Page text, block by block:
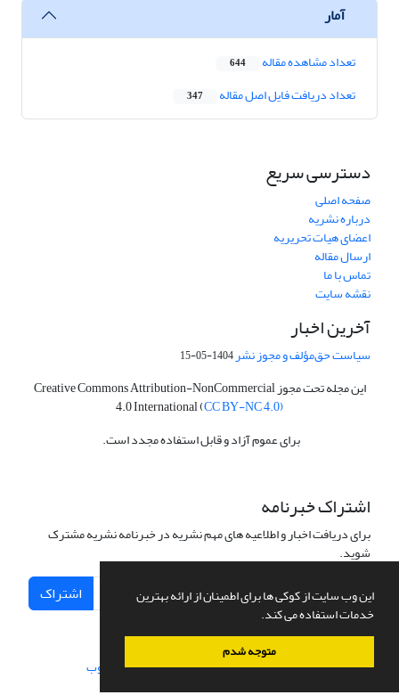
این وب سایت از کوکی ها برای اطمینان از ارائه بهترین
خدمات استفاده می کند.
متوجه شدم
آمار
تعداد مشاهده مقاله 644
تعداد دریافت فایل اصل مقاله 347
دسترسی سریع
صفحه اصلی
درباره نشریه
اعضای هیات تحریریه
ارسال مقاله
تماس با ما
نقشه سایت
آخرین اخبار
سیاست حق‌مؤلف و مجوز نشر1404-05-15
این مجله تحت مجوز Creative Commons Attribution-NonCommercial
4.0 International (CC BY-NC 4.0)
برای عموم آزاد و قابل استفاده مجدد است.
اشتراک خبرنامه
برای دریافت اخبار و اطلاعیه های مهم نشریه در خبرنامه نشریه مشترک
شوید.
اشتراک
سامانه مدیریت نشریات علمی.طراحی و پیاده سازی از سیناوب